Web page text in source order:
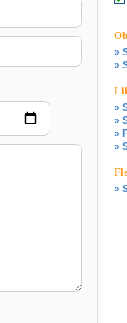
»
»
»
»
»
»
»